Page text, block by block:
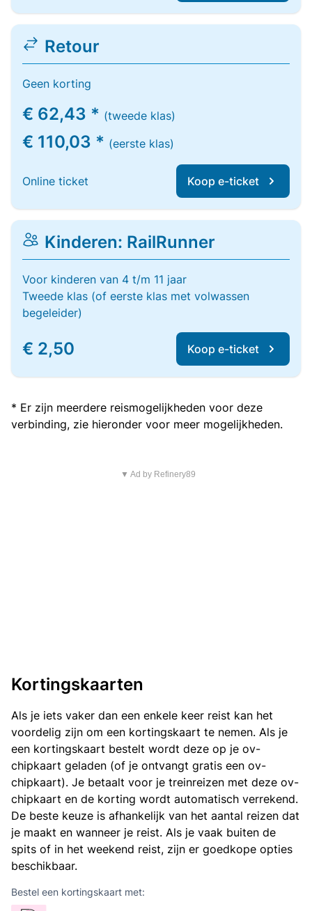
Retour
Geen korting
€ 62,43 * (tweede klas)
€ 110,03 * (eerste klas)
Online ticket Koop e-ticket
Kinderen: RailRunner
Voor kinderen van 4 t/m 11 jaar
Tweede klas (of eerste klas met volwassen
begeleider)
€ 2,50 Koop e-ticket
* Er zijn meerdere reismogelijkheden voor deze
verbinding, zie hieronder voor meer mogelijkheden.
▼ Ad by Refinery89
Kortingskaarten
Als je iets vaker dan een enkele keer reist kan het
voordelig zijn om een kortingskaart te nemen. Als je
een kortingskaart bestelt wordt deze op je ov-
chipkaart geladen (of je ontvangt gratis een ov-
chipkaart). Je betaalt voor je treinreizen met deze ov-
chipkaart en de korting wordt automatisch verrekend.
De beste keuze is afhankelijk van het aantal reizen dat
je maakt en wanneer je reist. Als je vaak buiten de
spits of in het weekend reist, zijn er goedkope opties
beschikbaar.
Bestel een kortingskaart met: